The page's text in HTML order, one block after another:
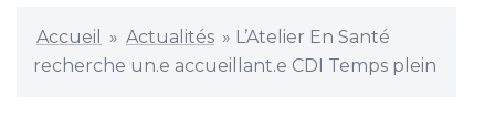
Accueil » Actualités » L’Atelier En Santé
recherche un.e accueillant.e CDI Temps plein